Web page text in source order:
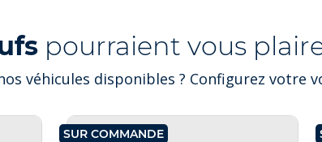
pourraient vous
véhicules disponibles ? Configurez votre
SUR COMMANDE